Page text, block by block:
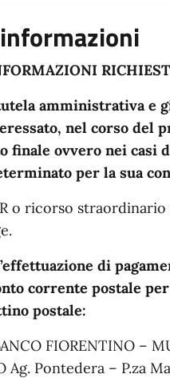
amministrativa e
nel corso del
finale ovvero nei casi
per la sua
o ricorso
di
corrente postale
postale:
FIORENTINO –
Ag. Pontedera – P.za